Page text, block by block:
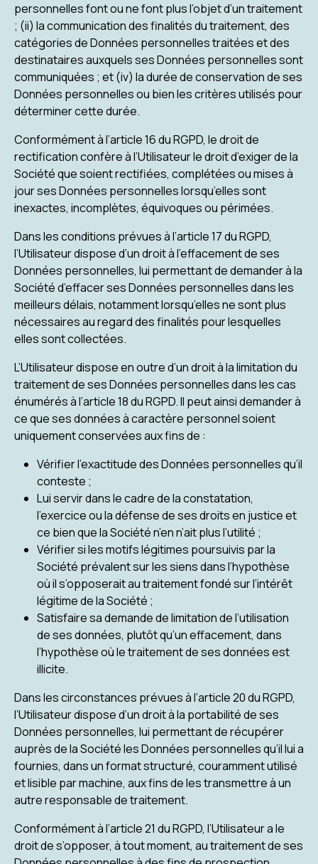
personnelles font ou ne font plus l’objet d’un traitement
; (ii) la communication des finalités du traitement, des
catégories de Données personnelles traitées et des
destinataires auxquels ses Données personnelles sont
communiquées ; et (iv) la durée de conservation de ses
Données personnelles ou bien les critères utilisés pour
déterminer cette durée.
Conformément à l’article 16 du RGPD, le droit de
rectification confère à l’Utilisateur le droit d’exiger de la
Société que soient rectifiées, complétées ou mises à
jour ses Données personnelles lorsqu’elles sont
inexactes, incomplètes, équivoques ou périmées.
Dans les conditions prévues à l’article 17 du RGPD,
l’Utilisateur dispose d’un droit à l’effacement de ses
Données personnelles, lui permettant de demander à la
Société d’effacer ses Données personnelles dans les
meilleurs délais, notamment lorsqu’elles ne sont plus
nécessaires au regard des finalités pour lesquelles
elles sont collectées.
L’Utilisateur dispose en outre d’un droit à la limitation du
traitement de ses Données personnelles dans les cas
énumérés à l’article 18 du RGPD. Il peut ainsi demander à
ce que ses données à caractère personnel soient
uniquement conservées aux fins de :
Vérifier l’exactitude des Données personnelles qu’il
conteste ;
Lui servir dans le cadre de la constatation,
l’exercice ou la défense de ses droits en justice et
ce bien que la Société n’en n’ait plus l’utilité ;
Vérifier si les motifs légitimes poursuivis par la
Société prévalent sur les siens dans l’hypothèse
où il s’opposerait au traitement fondé sur l’intérêt
légitime de la Société ;
Satisfaire sa demande de limitation de l’utilisation
de ses données, plutôt qu’un effacement, dans
l’hypothèse où le traitement de ses données est
illicite.
Dans les circonstances prévues à l’article 20 du RGPD,
l’Utilisateur dispose d’un droit à la portabilité de ses
Données personnelles, lui permettant de récupérer
auprès de la Société les Données personnelles qu’il lui a
fournies, dans un format structuré, couramment utilisé
et lisible par machine, aux fins de les transmettre à un
autre responsable de traitement.
Conformément à l’article 21 du RGPD, l’Utilisateur a le
droit de s’opposer, à tout moment, au traitement de ses